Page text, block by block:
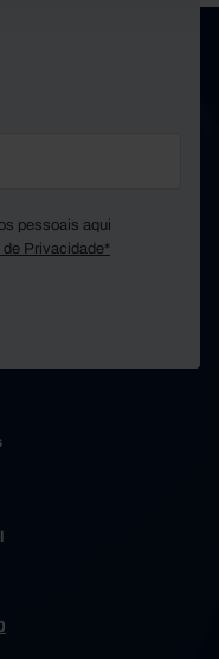
pessoais aqui
de Privacidade*